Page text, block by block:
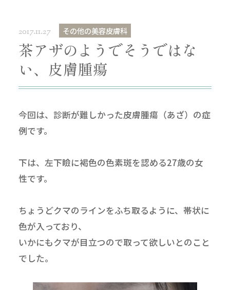
2017.11.27 その他の美容皮膚科
茶アザのようでそうではな
い、皮膚腫瘍
今回は、診断が難しかった皮膚腫瘍（あざ）の症
例です。
下は、左下瞼に褐色の色素斑を認める27歳の女
性です。
ちょうどクマのラインをふち取るように、帯状に
色が入っており、
いかにもクマが目立つので取って欲しいとのこと
でした。